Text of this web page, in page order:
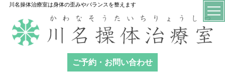
川名操体治療室は身体の歪みやバランスを整えます
ご予約・お問い合わせ